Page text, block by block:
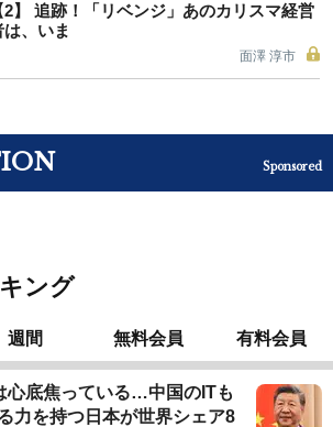
2】 追跡！「リベンジ」あのカリスマ経営
は、いま
面澤 淳市
Sponsored
ング
週間 無料会員 有料会員
心底焦っている…中国のITも
力を持つ日本が世界シェア8